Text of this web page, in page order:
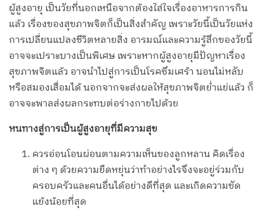
ผู้สูงอายุ เป็นวัยที่นอกเหนือจากต้องใส่ใจเรื่องอาหารการกิน
แล้ว เรื่องของสุขภาพจิตก็เป็นสิ่งสำคัญ เพราะวัยนี้เป็นวัยแห่ง
การเปลี่ยนแปลงชีวิตหลายสิ่ง อารมณ์และความรู้สึกของวัยนี้
อาจจะเปราะบางเป็นพิเศษ เพราะหากผู้สูงอายุมีปัญหาเรื่อง
สุขภาพจิตแล้ว อาจนำไปสู่การเป็นโรคซึมเศร้า นอนไม่หลับ
หรือสมองเสื่อมได้ นอกจากจะส่งผลให้สุขภาพจิตย่ำแย่แล้ว ก็
อาจจะพาลส่งผลกระทบต่อร่างกายไปด้วย
หนทางสู่การเป็นผู้สูงอายุที่มีความสุข
ควรอ่อนโอนผ่อนตามความเห็นของลูกหลาน คิดเรื่อง
ต่าง ๆ ด้วยความยืดหยุ่นว่าทำอย่างไรจึงจะอยู่ร่วมกับ
ครอบครัวและคนอื่นได้อย่างดีที่สุด และเกิดความขัด
แย้งน้อยที่สุด